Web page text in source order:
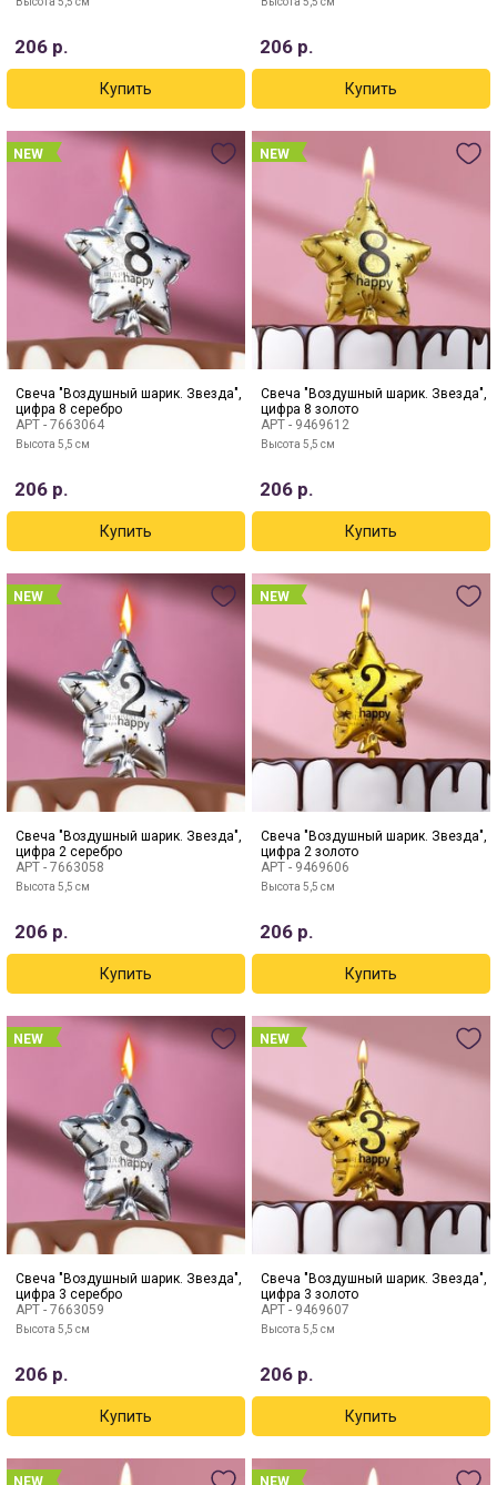
206р. 206 р.
NEW
Свеча "Воздушный шарик. Звезда",
цифра 8 серебро
АРТ - 7663064
Высота 5,5 см
206р.
NEW
Свеча "Воздушный шарик. Звезда",
цифра 8 золото
АРТ - 9469612
Высота 5,5 см
206 р.
NEW
Свеча "Воздушный шарик. Звезда",
цифра 2 серебро
АРТ - 7663058
Высота 5,5 см
206р.
NEW
Свеча "Воздушный шарик. Звезда",
цифра 2 золото
АРТ - 9469606
Высота 5,5 см
206 р.
NEW
Свеча "Воздушный шарик. Звезда",
цифра 3 серебро
АРТ - 7663059
Высота 5,5 см
206р.
NEW
Свеча "Воздушный шарик. Звезда",
цифра 3 золото
АРТ - 9469607
Высота 5,5 см
206 р.